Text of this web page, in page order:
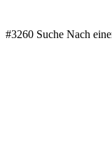
#3260 Suche Nach